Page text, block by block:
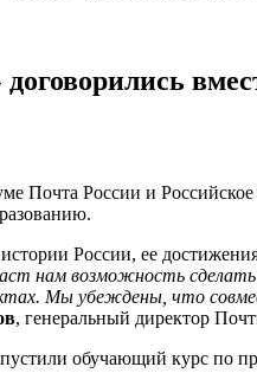
Почта России и
России, ее
нам возможность
Мы убеждены, что
, генеральный директор
обучающий курс по